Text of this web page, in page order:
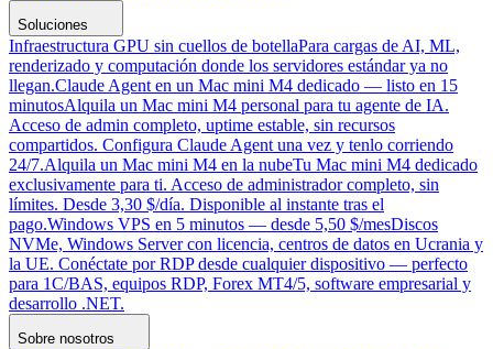
Soluciones
Infraestructura GPU sin cuellos de botellaPara cargas de AI, ML,
renderizado y computación donde los servidores estándar ya no
llegan.Claude Agent en un Mac mini M4 dedicado — listo en 15
minutosAlquila un Mac mini M4 personal para tu agente de IA.
Acceso de admin completo, uptime estable, sin recursos
compartidos. Configura Claude Agent una vez y tenlo corriendo
24/7.Alquila un Mac mini M4 en la nubeTu Mac mini M4 dedicado
exclusivamente para ti. Acceso de administrador completo, sin
límites. Desde 3,30 $/día. Disponible al instante tras el
pago.Windows VPS en 5 minutos — desde 5,50 $/mesDiscos
NVMe, Windows Server con licencia, centros de datos en Ucrania y
la UE. Conéctate por RDP desde cualquier dispositivo — perfecto
para 1C/BAS, equipos RDP, Forex MT4/5, software empresarial y
desarrollo .NET.
Sobre nosotros